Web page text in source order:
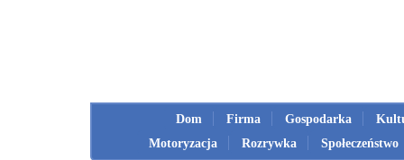
Dom Firma Gospodarka
Motoryzacja
Rozrywka Społeczeństwo